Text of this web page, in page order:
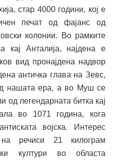
стар 4000 години, кој е
печат од фајанс од
колонии. Во рамките
кај Анталија, најдена е
вид пронајдена надвор
античка глава на Зевс,
нашата ера, а во Муш се
од легендарната битка кај
во 1071 година, кога
војска. Интерес
речиси 21 килограм
култури во областа